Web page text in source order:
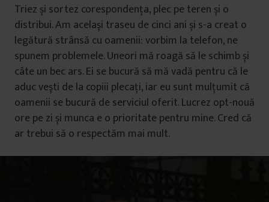
Triez și sortez corespondența, plec pe teren și o
distribui. Am același traseu de cinci ani și s-a creat o
legătură strânsă cu oamenii: vorbim la telefon, ne
spunem problemele. Uneori mă roagă să le schimb și
câte un bec ars. Ei se bucură să mă vadă pentru că le
aduc vești de la copiii plecați, iar eu sunt mulțumit că
oamenii se bucură de serviciul oferit. Lucrez opt-nouă
ore pe zi și munca e o prioritate pentru mine. Cred că
ar trebui să o respectăm mai mult.